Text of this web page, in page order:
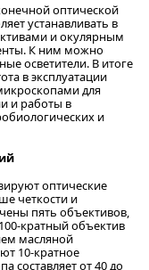
оптической
устанавливать в
и окулярным
К ним можно
осветители. В итоге
в эксплуатации
для
и работы в
и
оптические
четкости и
пять объективов,
кратный объектив
масляной
10-кратное
составляет от 40 до